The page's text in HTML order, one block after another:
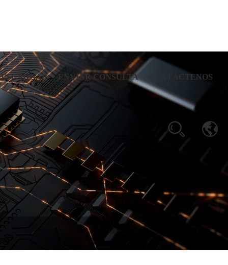
ENVIAR CONSULTA CONTÁCTENOS